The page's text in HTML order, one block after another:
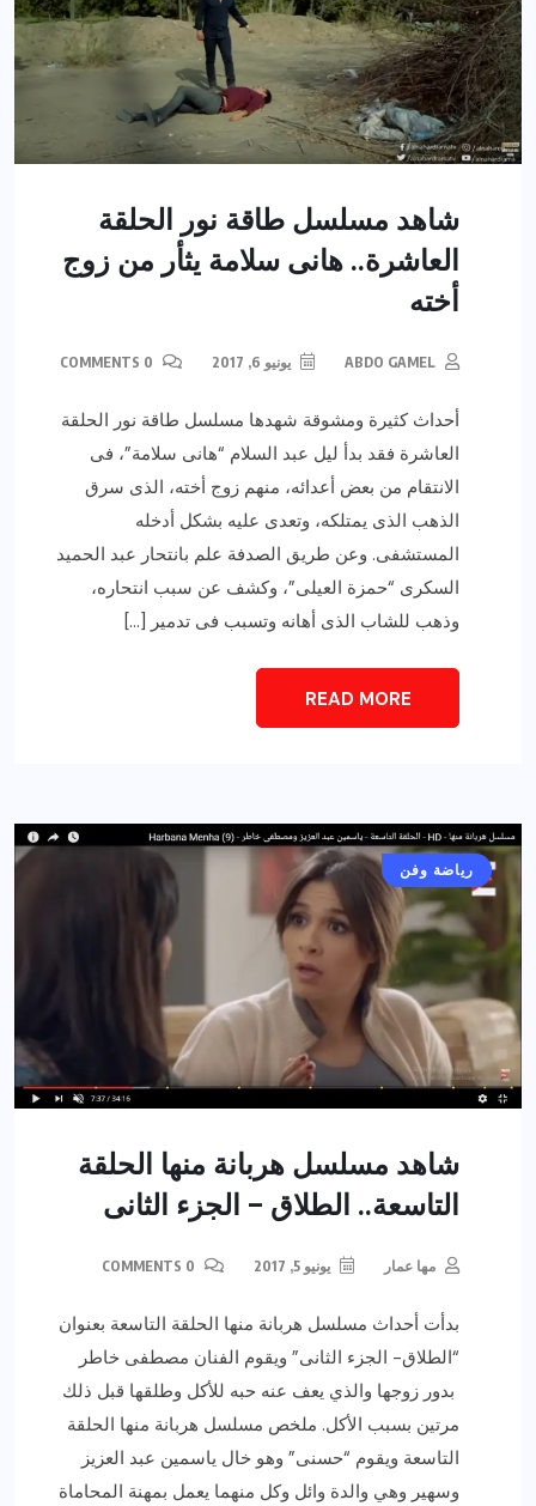
شاهد مسلسل طاقة نور الحلقة
العاشرة.. هانى سلامة يثأر من زوج
أخته
ABDO GAMEL يونيو 6, 2017
أحداث كثيرة ومشوقة شهدها مسلسل طاقة نور الحلقة
العاشرة فقد بدأ ليل عبد السلام “هانى سلامة”، فى
الانتقام من بعض أعدائه، منهم زوج أخته، الذى سرق
الذهب الذى يمتلكه، وتعدى عليه بشكل أدخله
المستشفى. وعن طريق الصدفة علم بانتحار عبد الحميد
السكرى “حمزة العيلى”، وكشف عن سبب انتحاره،
وذهب للشاب الذى أهانه وتسبب فى تدمير […]
READ MORE
أخبار عامة
رياضة وفن
شاهد مسلسل هربانة منها الحلقة
التاسعة.. الطلاق – الجزء الثانى
مها عمار يونيو 5, 2017
بدأت أحداث مسلسل هربانة منها الحلقة التاسعة بعنوان
“الطلاق- الجزء الثانى” ويقوم الفنان مصطفى خاطر
بدور زوجها والذي يعف عنه حبه للأكل وطلقها قبل ذلك
مرتين بسبب الأكل. ملخص مسلسل هربانة منها الحلقة
التاسعة ويقوم “حسنى” وهو خال ياسمين عبد العزيز
وسهير وهي والدة وائل وكل منهما يعمل بمهنة المحاماة